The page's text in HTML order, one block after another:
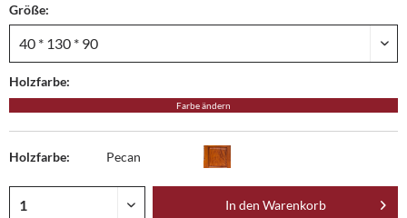
Größe:
Holzfarbe:
Farbe ändern
Holzfarbe: Pecan
In den Warenkorb